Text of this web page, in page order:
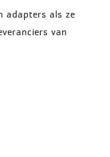
adapters als ze
van